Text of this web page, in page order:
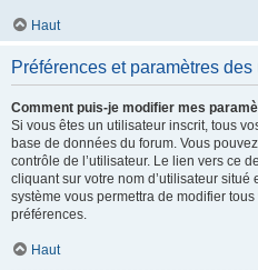
Haut
Préférences et paramètres
Comment puis-je modifier mes
Si vous êtes un utilisateur inscrit, tous
base de données du forum. Vous
contrôle de l’utilisateur. Le lien vers ce
cliquant sur votre nom d’utilisateur situé
système vous permettra de modifier
préférences.
Haut